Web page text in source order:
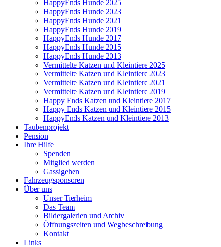
HappyEnds Hunde 2025
HappyEnds Hunde 2023
HappyEnds Hunde 2021
HappyEnds Hunde 2019
HappyEnds Hunde 2017
HappyEnds Hunde 2015
HappyEnds Hunde 2013
Vermittelte Katzen und Kleintiere 2025
Vermittelte Katzen und Kleintiere 2023
Vermittelte Katzen und Kleintiere 2021
Vermittelte Katzen und Kleintiere 2019
Happy Ends Katzen und Kleintiere 2017
Happy Ends Katzen und Kleintiere 2015
HappyEnds Katzen und Kleintiere 2013
Taubenprojekt
Pension
Ihre Hilfe
Spenden
Mitglied werden
Gassigehen
Fahrzeugsponsoren
Über uns
Unser Tierheim
Das Team
Bildergalerien und Archiv
Öffnungszeiten und Wegbeschreibung
Kontakt
Links